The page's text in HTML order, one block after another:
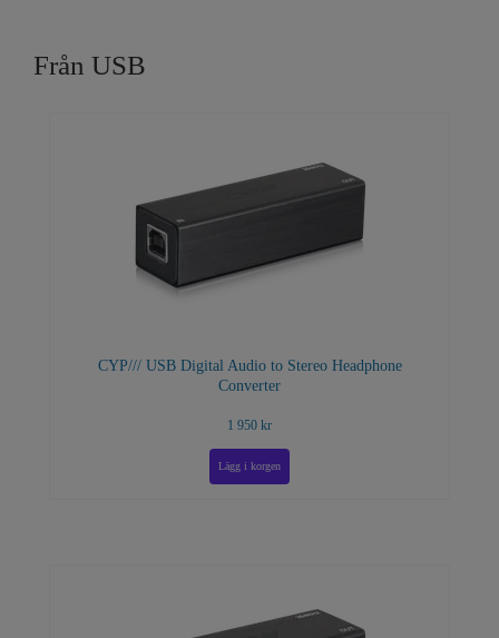
Från USB
CYP/// USB Digital Audio to Stereo Headphone
Converter
1 950 kr